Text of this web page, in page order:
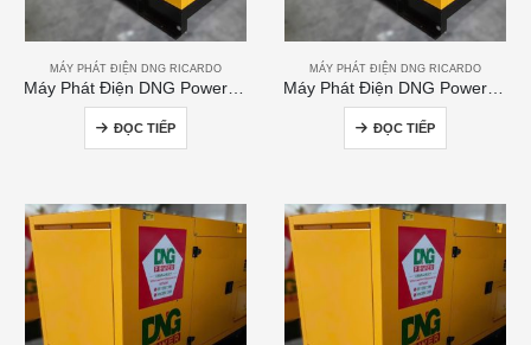
MÁY PHÁT ĐIỆN DNG RICARDO
ĐỌC TIẾP
MÁY PHÁT ĐIỆN DNG RICARDO
ĐỌC TIẾP